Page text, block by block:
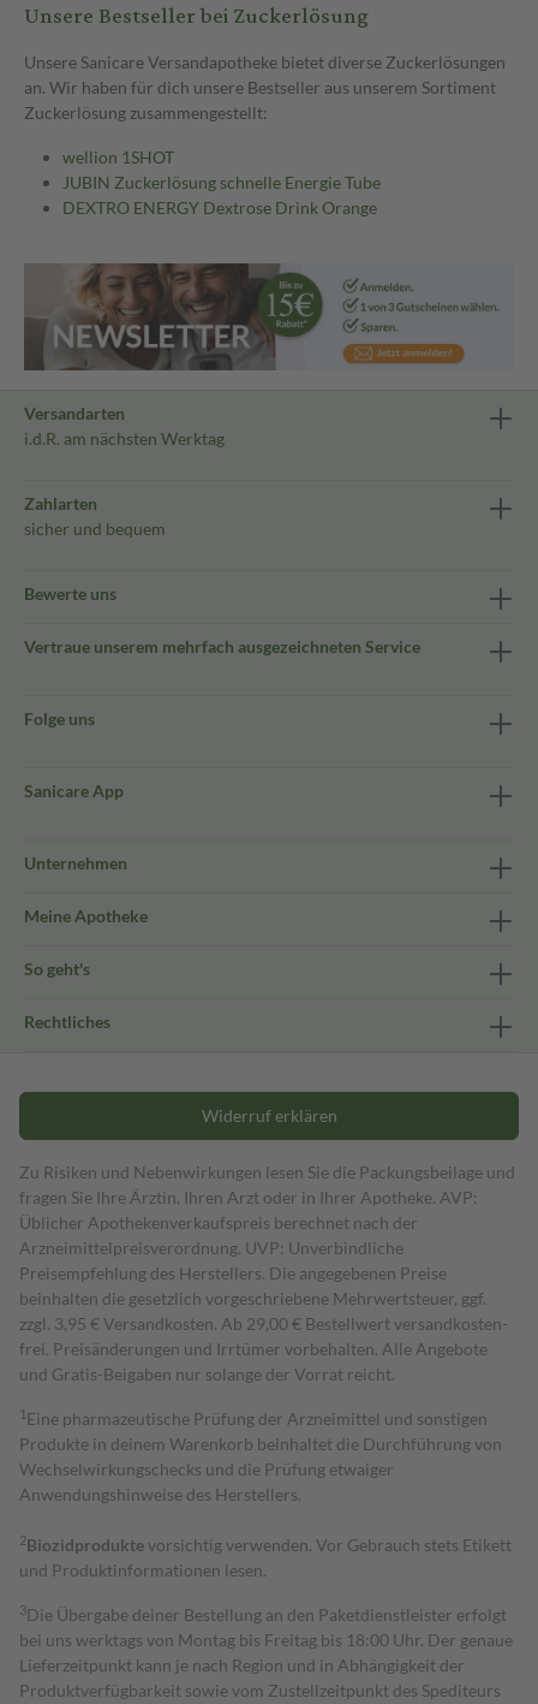
Unsere Bestseller bei Zuckerlösung
Unsere Sanicare Versandapotheke bietet diverse Zuckerlösungen
an. Wir haben für dich unsere Bestseller aus unserem Sortiment
Zuckerlösung zusammengestellt:
wellion 1SHOT
JUBIN Zuckerlösung schnelle Energie Tube
DEXTRO ENERGY Dextrose Drink Orange
Versandarten
i.d.R. am nächsten Werktag
Zahlarten
sicher und bequem
Bewerte uns
Vertraue unserem mehrfach ausgezeichneten Service
Folge uns
Sanicare App
Unternehmen
Meine Apotheke
So geht's
Rechtliches
Widerruf erklären
Zu Risiken und Nebenwirkungen lesen Sie die Packungsbeilage und
fragen Sie Ihre Ärztin, Ihren Arzt oder in Ihrer Apotheke. AVP:
Üblicher Apothekenverkaufspreis berechnet nach der
Arzneimittelpreisverordnung. UVP: Unverbindliche
Preisempfehlung des Herstellers. Die angegebenen Preise
beinhalten die gesetzlich vorgeschriebene Mehrwertsteuer, ggf.
zzgl. 3,95 € Versandkosten. Ab 29,00 € Bestell­wert versand­kosten­
frei. Preisänderungen und Irrtümer vorbehalten. Alle Angebote
und Gratis-Beigaben nur solange der Vorrat reicht.
1 Eine pharmazeutische Prüfung der Arzneimittel und sonstigen
Produkte in deinem Warenkorb beinhaltet die Durchführung von
Wechselwirkungschecks und die Prüfung etwaiger
Anwendungshinweise des Herstellers.
2Biozidproduktevorsichtig verwenden. Vor Gebrauch stets Etikett
und Produktinformationen lesen.
3Die Übergabe deiner Bestellung an den Paketdienstleister erfolgt
bei uns werktags von Montag bis Freitag bis 18:00 Uhr. Der genaue
Lieferzeitpunkt kann je nach Region und in Abhängigkeit der
Produktverfügbarkeit sowie vom Zustellzeitpunkt des Spediteurs